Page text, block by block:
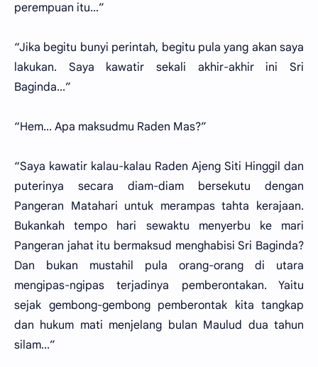
perempuan itu...”
“Jika begitu bunyi perintah, begitu pula yang akan saya
lakukan. Saya kawatir sekali akhir-akhir ini Sri
Baginda...”
“Hem... Apa maksudmu Raden Mas?”
“Saya kawatir kalau-kalau Raden Ajeng Siti Hinggil dan
puterinya secara diam-diam bersekutu dengan
Pangeran Matahari untuk merampas tahta kerajaan.
Bukankah tempo hari sewaktu menyerbu ke mari
Pangeran jahat itu bermaksud menghabisi Sri Baginda?
Dan bukan mustahil pula orang-orang di utara
mengipas-ngipas terjadinya pemberontakan. Yaitu
sejak gembong-gembong pemberontak kita tangkap
dan hukum mati menjelang bulan Maulud dua tahun
silam...”